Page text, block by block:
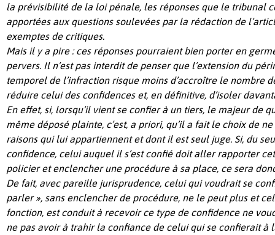
la prévisibilité de la loi pénale, les réponses que le tribunal
apportées aux questions soulevées par la rédaction de
exemptes de critiques.
Mais il y a pire : ces réponses pourraient bien porter en
pervers. Il n’est pas interdit de penser que l’extension du
temporel de l’infraction risque moins d’accroître le nombre
réduire celui des confidences et, en définitive, d’isoler
En effet, si, lorsqu’il vient se confier à un tiers, le majeur de
même déposé plainte, c’est, a priori, qu’il a fait le choix de
raisons qui lui appartiennent et dont il est seul juge. Si, du
confidence, celui auquel il s’est confié doit aller rapporter
policier et enclencher une procédure à sa place, ce sera
De fait, avec pareille jurisprudence, celui qui voudrait se
parler », sans enclencher de procédure, ne le peut plus et
fonction, est conduit à recevoir ce type de confidence ne
ne pas avoir à trahir la confiance de celui qui se confierait à